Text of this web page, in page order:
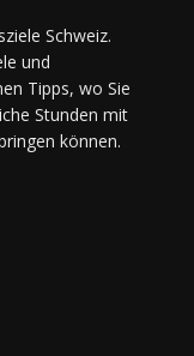
Schweiz.
und
Tipps, wo Sie
Stunden mit
können.